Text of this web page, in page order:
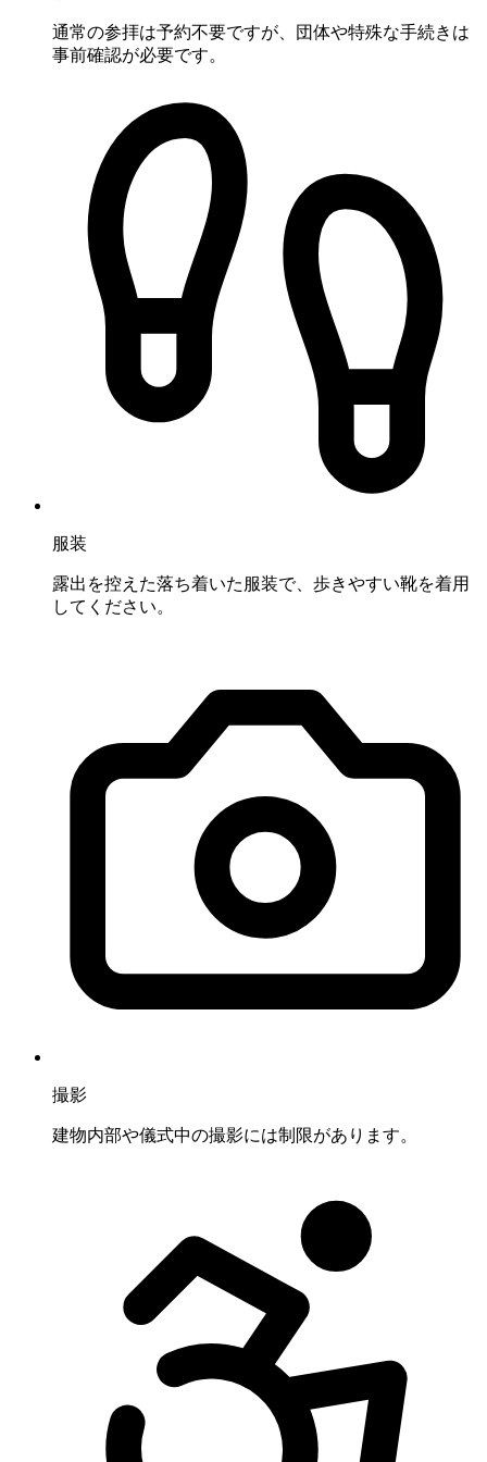
通常の参拝は予約不要ですが、団体や特殊な手続きは
事前確認が必要です。
服装
露出を控えた落ち着いた服装で、歩きやすい靴を着用
してください。
撮影
建物内部や儀式中の撮影には制限があります。